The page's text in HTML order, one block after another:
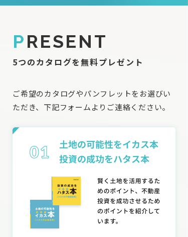
PRESENT
5つのカタログを無料プレゼント
ご希望のカタログやパンフレットをお選びい
ただき、下記フォームよりご連絡ください。